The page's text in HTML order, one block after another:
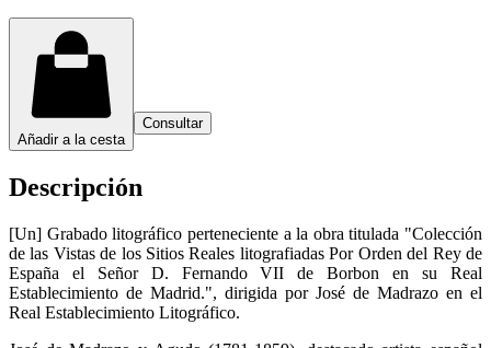
Añadir a la cesta
Consultar
Descripción
[Un] Grabado litográfico perteneciente a la obra titulada "Colección
de las Vistas de los Sitios Reales litografiadas Por Orden del Rey de
España el Señor D. Fernando VII de Borbon en su Real
Establecimiento de Madrid.", dirigida por José de Madrazo en el
Real Establecimiento Litográfico.